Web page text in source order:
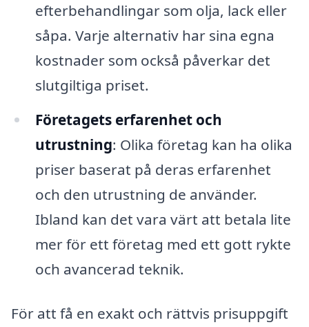
efterbehandlingar som olja, lack eller
såpa. Varje alternativ har sina egna
kostnader som också påverkar det
slutgiltiga priset.
Företagets erfarenhet och
utrustning: Olika företag kan ha olika
priser baserat på deras erfarenhet
och den utrustning de använder.
Ibland kan det vara värt att betala lite
mer för ett företag med ett gott rykte
och avancerad teknik.
För att få en exakt och rättvis prisuppgift